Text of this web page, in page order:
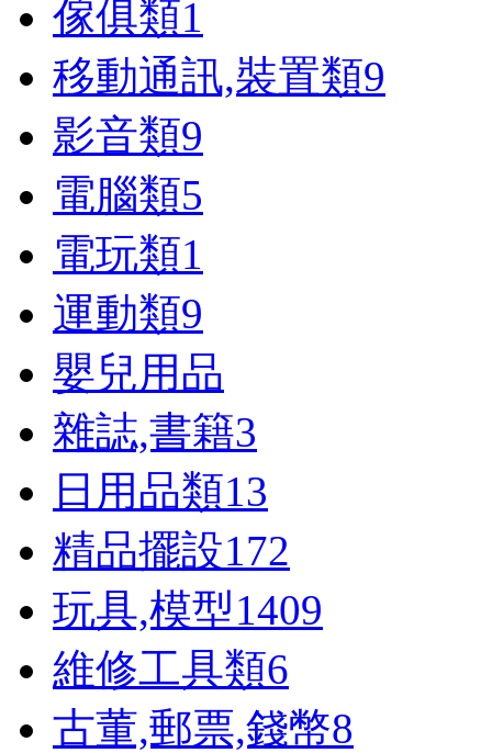
傢俱類1
移動通訊,裝置類9
影音類9
電腦類5
電玩類1
運動類9
嬰兒用品
雜誌,書籍3
日用品類13
精品擺設172
玩具,模型1409
維修工具類6
古董,郵票,錢幣8